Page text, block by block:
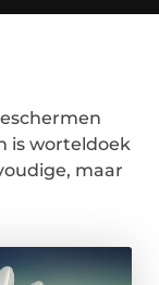
is worteldoek
maar